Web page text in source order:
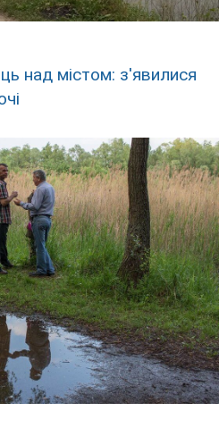
над містом: з'явилися